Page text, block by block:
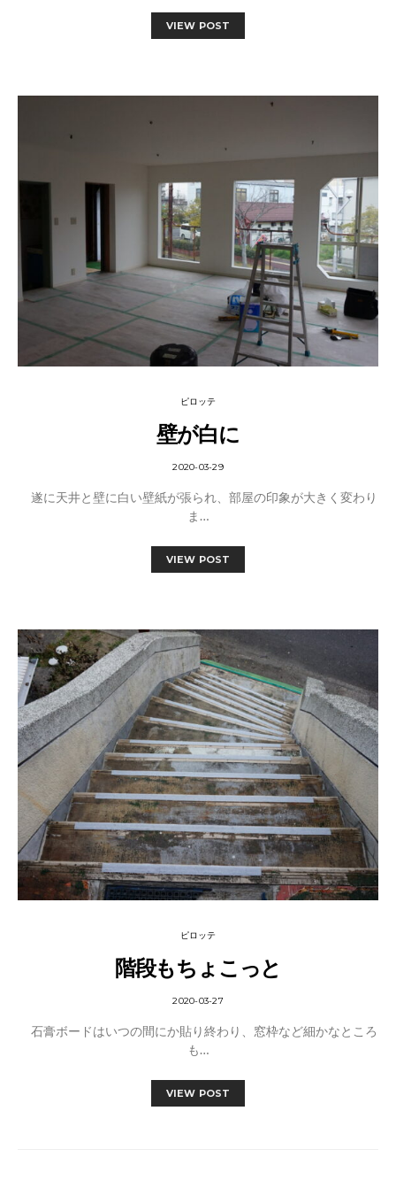
VIEW POST
ピロッテ
壁が白に
2020-03-29
遂に天井と壁に白い壁紙が張られ、部屋の印象が大きく変わり
ま…
VIEW POST
ピロッテ
階段もちょこっと
2020-03-27
石膏ボードはいつの間にか貼り終わり、窓枠など細かなところ
も…
VIEW POST